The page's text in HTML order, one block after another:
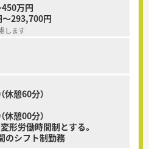
万円
293,700円
します
休憩60分）
休憩00分）
形労働時間制とする。
のシフト制勤務